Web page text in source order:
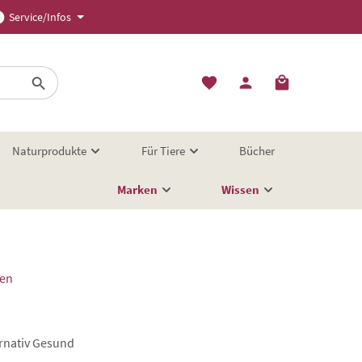
Service/Infos
Naturprodukte Für Tiere Bücher
Marken Wissen
Gesund